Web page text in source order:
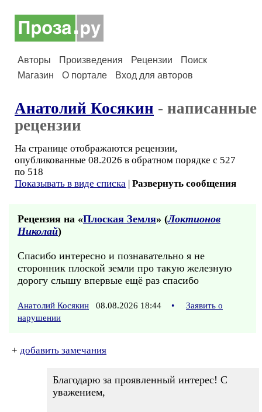
Авторы Произведения Рецензии
Поиск
Магазин
О портале Вход для авторов
Анатолий Косякин - написанные
рецензии
На странице отображаются рецензии,
опубликованные 08.2026 в обратном порядке с 527
по 518
Показывать в виде списка | Развернуть сообщения
Рецензия на «Плоская Земля» (Локтионов
Николай)
Спасибо интересно и познавательно я не
сторонник плоской земли про такую железную
дорогу слышу впервые ещё раз спасибо
Анатолий Косякин 08.08.2026 18:44 •
Заявить о
нарушении
+ добавить замечания
Благодарю за проявленный интерес! С
уважением,